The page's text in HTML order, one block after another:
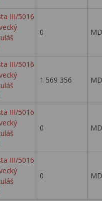
III/5016
0
III/5016
1 569 356
III/5016
0
III/5016
0